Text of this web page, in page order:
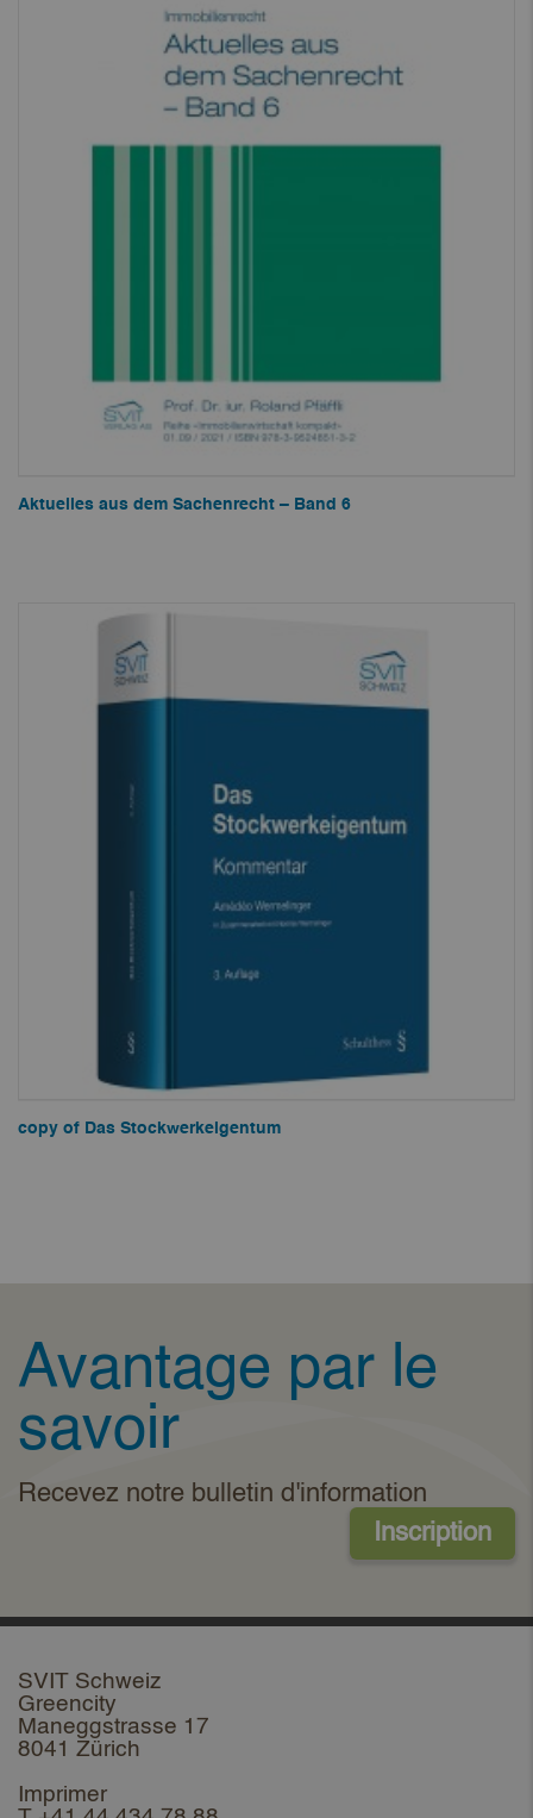
Aktuelles aus dem Sachenrecht – Band 6
copy of Das Stockwerkeigentum
Avantage par le
savoir
Recevez notre bulletin d'information
Inscription
SVIT Schweiz
Greencity
Maneggstrasse 17
8041 Zürich
Imprimer